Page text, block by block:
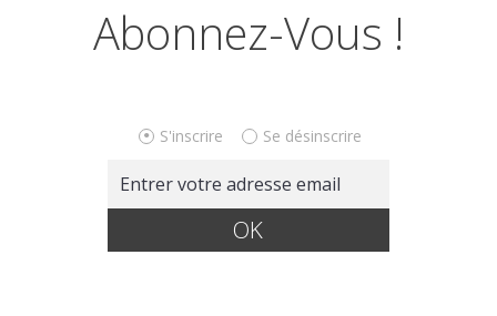
Abonnez-Vous !
S'inscrire Se désinscrire